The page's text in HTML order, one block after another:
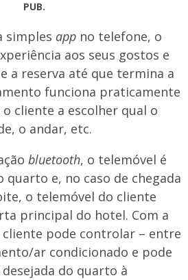
PUB.
simples app no telefone, o
aos seus gostos e
a reserva até que termina a
funciona praticamente
cliente a escolher qual o
o andar, etc.
bluetooth, o telemóvel é
quarto e, no caso de chegada
o telemóvel do cliente
principal do hotel. Com a
cliente pode controlar – entre
ar condicionado e pode
do quarto à